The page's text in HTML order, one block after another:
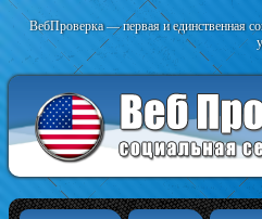
ВебПроверка — первая и единственная